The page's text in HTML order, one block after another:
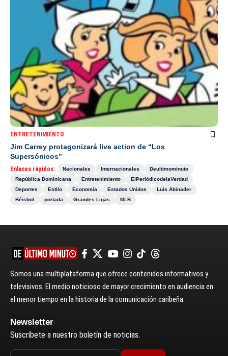
ENTRETENIMIENTO
Jim Carrey protagonizará live action de “Los
Supersónicos”
Enlaces rápidos: Nacionales Internacionales
Deultimominuto
República Dominicana
Entretenimiento
ElPeriódicodelaVerdad
Deportes
Estilo Economía Estados Unidos
Luis Abinader
Béisbol
portada Grandes Ligas MLB
Somos una multiplataforma que ofrece contenidos informativos y
televisivos. El medio noticioso de mayor crecimiento en audiencia en
el menor tiempo en la historia de la comunicación caribeña.
Newsletter
Suscríbete a nuestro boletín de noticias.